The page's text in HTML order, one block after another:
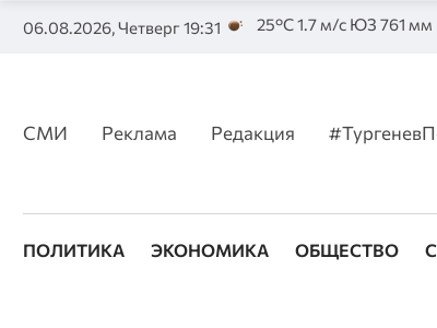
06.08.2026, Четверг 19:31 25°C 1.7 м/с ЮЗ 761 мм
СМИ Реклама Редакция
ПОЛИТИКА ЭКОНОМИКА ОБЩЕСТВО